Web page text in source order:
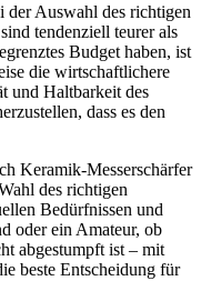
der Auswahl des richtigen
tendenziell teurer als
Budget haben, ist
die wirtschaftlichere
und Haltbarkeit des
dass es den
Keramik-Messerschärfer
des richtigen
Bedürfnissen und
oder ein Amateur, ob
abgestumpft ist – mit
beste Entscheidung für